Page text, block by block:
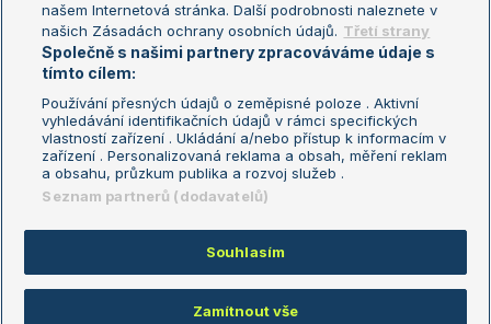
Livesport Daily
LS Prague Open
Podmínky užití
Nastavení soukromí
GDPR a žurnalistika
Reklama
Kontakt
Informace o zpracování osobních
údajů
Copyright © 2008-2026 TenisPortal.cz. Využíváme zpravodajství ČTK.
našem Internetová stránka. Další podrobnosti naleznete v
našich Zásadách ochrany osobních údajů. Třetí strany
Společně s našimi partnery zpracováváme údaje s
tímto cílem:
Používání přesných údajů o zeměpisné poloze . Aktivní
vyhledávání identifikačních údajů v rámci specifických
vlastností zařízení . Ukládání a/nebo přístup k informacím v
zařízení . Personalizovaná reklama a obsah, měření reklam
a obsahu, průzkum publika a rozvoj služeb .
Seznam partnerů (dodavatelů)
Souhlasím
Zamítnout vše